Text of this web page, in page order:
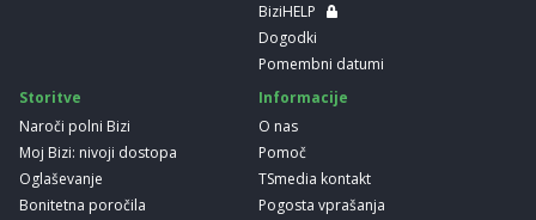
BiziHELP
Dogodki
Pomembni datumi
Storitve
Naroči polni Bizi
Moj Bizi: nivoji dostopa
Oglaševanje
Bonitetna poročila
Informacije
O nas
Pomoč
TSmedia kontakt
Pogosta vprašanja